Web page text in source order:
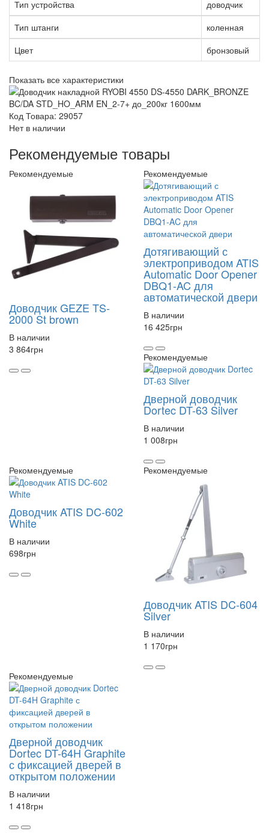
Тип устройства
доводчик
Тип штанги
коленная
Цвет
бронзовый
Показать все характеристики
Код Товара: 29057
Нет в наличии
Рекомендуемые товары
Рекомендуемые
Доводчик GEZE TS-
2000 St brown
В наличии
3 864грн
Рекомендуемые
Дотягивающий с
электроприводом ATIS
Automatic Door Opener
DBQ1-AC для
автоматической двери
В наличии
16 425грн
Рекомендуемые
Дверной доводчик
Dortec DT-63 Silver
В наличии
1 008грн
Рекомендуемые
Доводчик ATIS DC-602
White
В наличии
698грн
Рекомендуемые
Доводчик ATIS DC-604
Silver
В наличии
1 170грн
Рекомендуемые
Дверной доводчик
Dortec DT-64H Graphite
с фиксацией дверей в
открытом положении
В наличии
1 418грн